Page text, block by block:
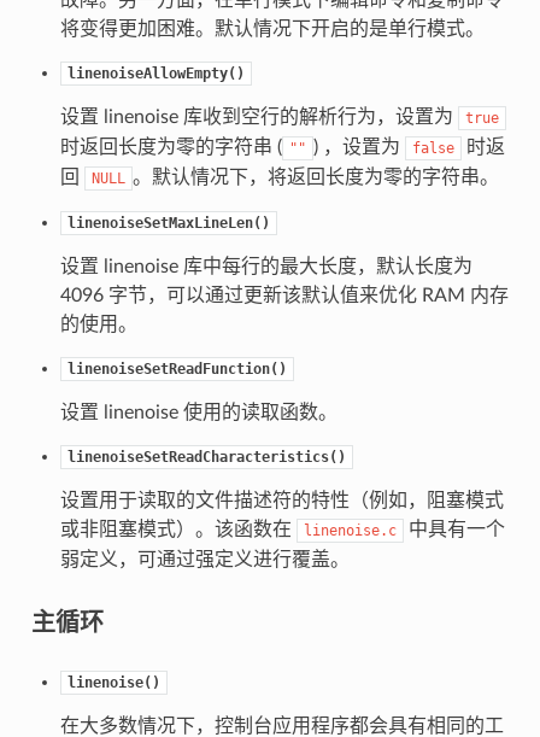
将变得更加困难。默认情况下开启的是单行模式。
linenoiseAllowEmpty()
设置 linenoise 库收到空行的解析行为，设置为 true
时返回长度为零的字符串 ( "" ) ，设置为 false
时返
回
NULL 。默认情况下，将返回长度为零的字符串。
linenoiseSetMaxLineLen()
设置 linenoise 库中每行的最大长度，默认长度为
4096 字节，可以通过更新该默认值来优化 RAM 内存
的使用。
linenoiseSetReadFunction()
设置 linenoise 使用的读取函数。
linenoiseSetReadCharacteristics()
设置用于读取的文件描述符的特性（例如，阻塞模式
或非阻塞模式）。该函数在
linenoise.c
中具有一个
弱定义，可通过强定义进行覆盖。
主循环
linenoise()
在大多数情况下，控制台应用程序都会具有相同的工